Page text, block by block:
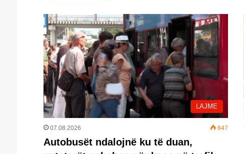
LAJME
07.08.2026 647
Autobusët ndalojnë ku të duan,